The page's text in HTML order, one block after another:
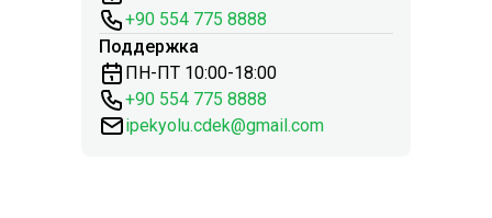
+90 554 775 8888
Поддержка
ПН-ПТ 10:00-18:00
+90 554 775 8888
ipekyolu.cdek@gmail.com